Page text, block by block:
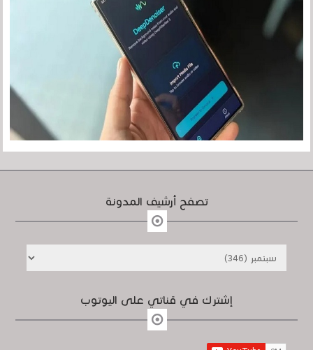
تصفح أرشيف المدونة
إشترك في قناتي على اليوتوب